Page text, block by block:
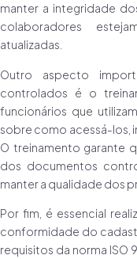
manter a integridade
colaboradores
atualizadas.
Outro aspecto
controlados é o
funcionários que
sobre como acessá-los,
O treinamento garante
dos documentos
manter a qualidade dos
Por fim, é essencial
conformidade do
requisitos da norma ISO